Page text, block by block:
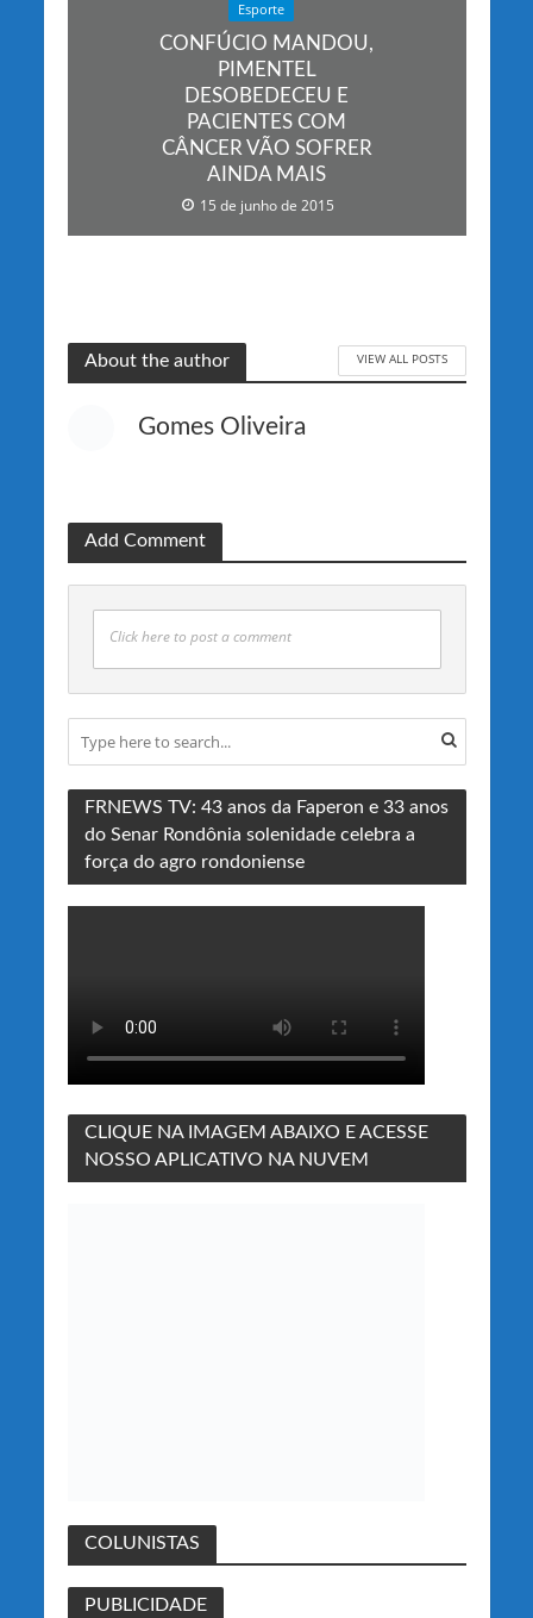
Esporte
CONFÚCIO MANDOU,
PIMENTEL
DESOBEDECEU E
PACIENTES COM
CÂNCER VÃO SOFRER
AINDA MAIS
15 de junho de 2015
About the author VIEW ALL POSTS
Gomes Oliveira
Add Comment
Click here to post a comment
FRNEWS TV: 43 anos da Faperon e 33 anos
do Senar Rondônia solenidade celebra a
força do agro rondoniense
CLIQUE NA IMAGEM ABAIXO E ACESSE
NOSSO APLICATIVO NA NUVEM
COLUNISTAS
PUBLICIDADE